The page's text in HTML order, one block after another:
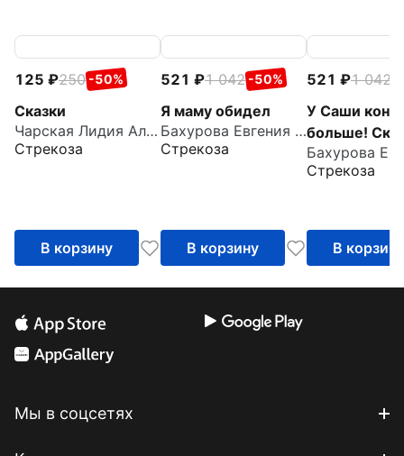
125 250 -50%
Сказки
Чарская Лидия Алексеевна
Стрекоза
В корзину
521 1 042 -50%
Я маму обидел
Бахурова Евгения Петровна
Стрекоза
В корзину
521 1 042
У Саши
больше!
про
малышей
Стрекоза
В корзину
Мы в соцсетях